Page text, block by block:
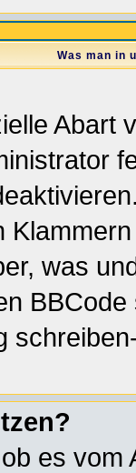
Was man in
Abart
was
es